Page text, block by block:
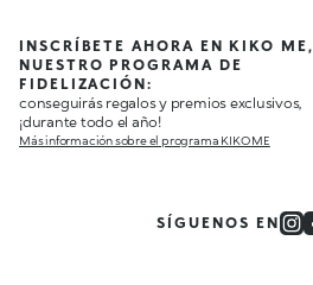
INSCRÍBETE AHORA EN KIKO ME,
NUESTRO PROGRAMA DE
FIDELIZACIÓN:
conseguirás regalos y premios exclusivos,
¡durante todo el año!
Más información sobre el programa KIKO ME
SÍGUENOS EN